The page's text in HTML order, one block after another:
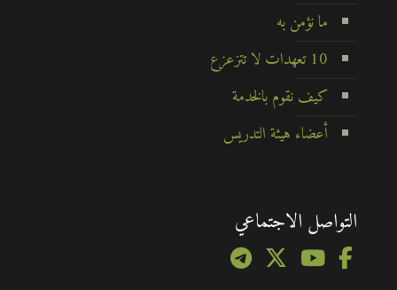
ما نؤمن به
10 تعهدات لا تتزعزع
كيف نقوم بالخدمة
أعضاء هيئة التدريس
التواصل الاجتماعي